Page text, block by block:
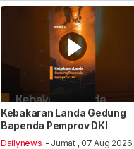
Kebakaran Landa Gedung
Bapenda Pemprov DKI
Dailynews - Jumat , 07 Aug 2026,